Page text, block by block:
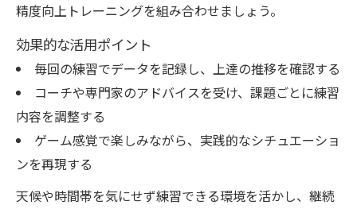
スイング分析で最適な練習プランを作成
練習効果を最大化するメニュー構成術
精度向上トレーニングを組み合わせましょう。
効果的な活用ポイント
毎回の練習でデータを記録し、上達の推移を確認する
コーチや専門家のアドバイスを受け、課題ごとに練習
内容を調整する
ゲーム感覚で楽しみながら、実践的なシチュエーショ
ンを再現する
天候や時間帯を気にせず練習できる環境を活かし、継続